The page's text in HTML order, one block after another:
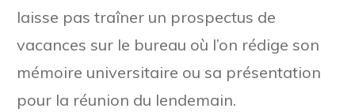
laisse pas traîner un prospectus de
vacances sur le bureau où l’on rédige son
mémoire universitaire ou sa présentation
pour la réunion du lendemain.